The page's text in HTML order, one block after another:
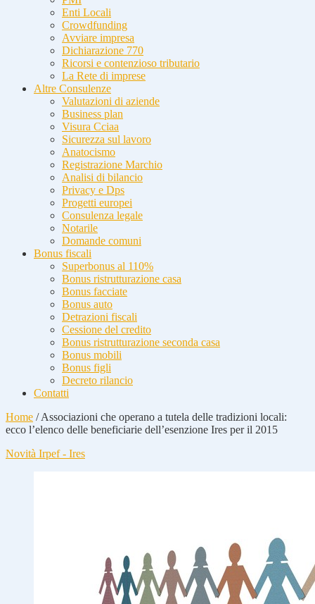
Enti Locali
Crowdfunding
Avviare impresa
Dichiarazione 770
Ricorsi e contenzioso tributario
La Rete di imprese
Altre Consulenze
Valutazioni di aziende
Business plan
Visura Cciaa
Sicurezza sul lavoro
Anatocismo
Registrazione Marchio
Analisi di bilancio
Privacy e Dps
Progetti europei
Consulenza legale
Notarile
Domande comuni
Bonus fiscali
Superbonus al 110%
Bonus ristrutturazione casa
Bonus facciate
Bonus auto
Detrazioni fiscali
Cessione del credito
Bonus ristrutturazione seconda casa
Bonus mobili
Bonus figli
Decreto rilancio
Contatti
Home /Associazioni che operano a tutela delle tradizioni locali:
ecco l’elenco delle beneficiarie dell’esenzione Ires per il 2015
Novità Irpef - Ires